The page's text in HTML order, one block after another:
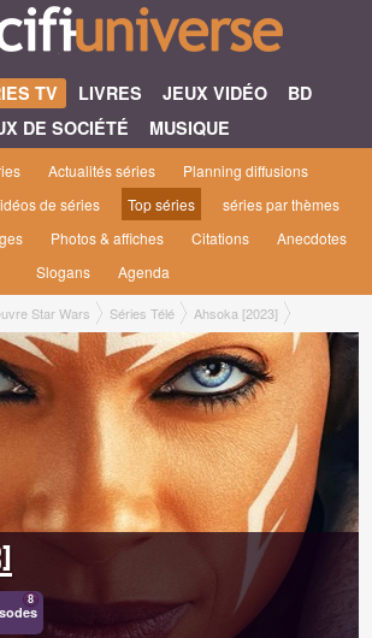
TV LIVRES JEUX VIDÉO
BD
DE SOCIÉTÉ
MUSIQUE
Actualités séries
Planning diffusions
de séries Top séries
séries par thèmes
Photos & affiches Citations
Anecdotes
Slogans
Agenda
Star Wars Séries Télé Ahsoka [2023]
8